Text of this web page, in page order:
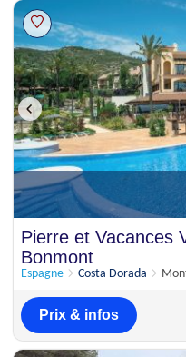
Pierre et Vacances
Bonmont
Espagne Costa Dorada
Prix & infos